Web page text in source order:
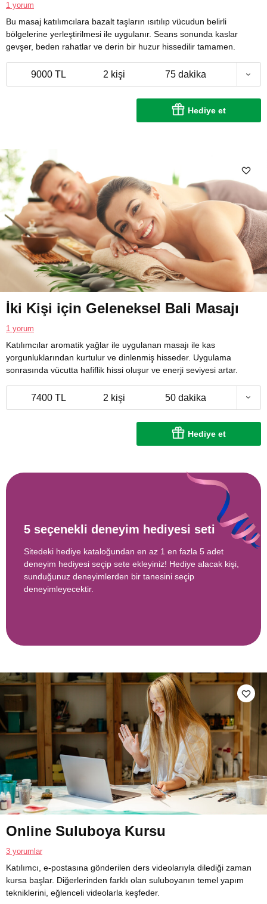
1 yorum
Bu masaj katılımcılara bazalt taşların ısıtılıp vücudun belirli
bölgelerine yerleştirilmesi ile uygulanır. Seans sonunda kaslar
gevşer, beden rahatlar ve derin bir huzur hissedilir tamamen.
9000 TL 2 kişi 75 dakika
Hediye et
İki Kişi için Geleneksel Bali Masajı
1 yorum
Katılımcılar aromatik yağlar ile uygulanan masajı ile kas
yorgunluklarından kurtulur ve dinlenmiş hisseder. Uygulama
sonrasında vücutta hafiflik hissi oluşur ve enerji seviyesi artar.
7400 TL 2 kişi 50 dakika
Hediye et
5 seçenekli deneyim hediyesi seti
Sitedeki hediye kataloğundan en az 1 en fazla 5 adet
deneyim hediyesi seçip sete ekleyiniz! Hediye alacak kişi,
sunduğunuz deneyimlerden bir tanesini seçip
deneyimleyecektir.
Online Suluboya Kursu
3 yorumlar
Katılımcı, e-postasına gönderilen ders videolarıyla dilediği zaman
kursa başlar. Diğerlerinden farklı olan suluboyanın temel yapım
tekniklerini, eğlenceli videolarla keşfeder.